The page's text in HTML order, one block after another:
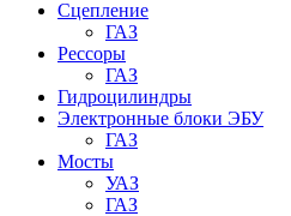
Сцепление
ГАЗ
Рессоры
ГАЗ
Гидроцилиндры
Электронные блоки ЭБУ
ГАЗ
Мосты
УАЗ
ГАЗ